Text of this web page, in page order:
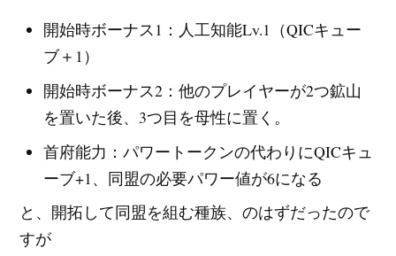
開始時ボーナス1：人工知能Lv.1（QICキュー
ブ＋1）
開始時ボーナス2：他のプレイヤーが2つ鉱山
を置いた後、3つ目を母性に置く。
首府能力：パワートークンの代わりにQICキュ
ーブ+1、同盟の必要パワー値が6になる
と、開拓して同盟を組む種族、のはずだったので
すが